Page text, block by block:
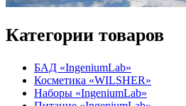
Категории товаров
БАД «IngeniumLab»
Косметика «WILSHER»
Наборы «IngeniumLab»